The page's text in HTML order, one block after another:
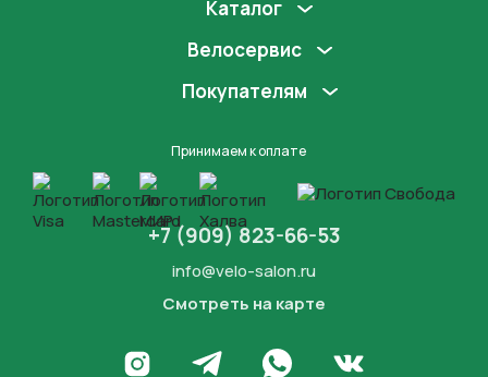
Каталог
Велосервис
Покупателям
Принимаем к оплате
+7 (909) 823-66-53
info@velo-salon.ru
Смотреть на карте
Перейти в Инстаграм
Написать в Телеграм
Написать в WhatsApp
Перейти во